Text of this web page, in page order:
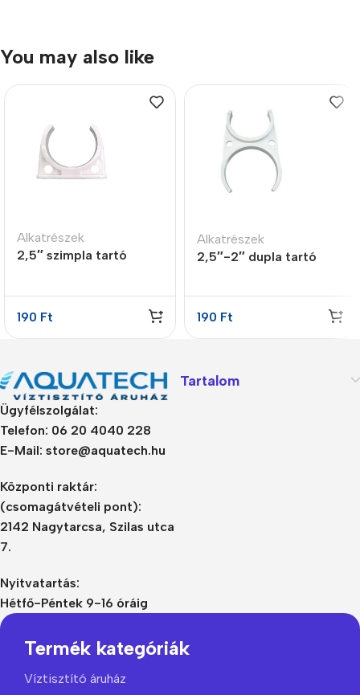
You may also like
Alkatrészek
2,5″ szimpla tartó
190 Ft
Alkatrészek
2,5″-2″ dupla tartó
190 Ft
Ügyfélszolgálat:
Telefon: 06 20 4040 228
E-Mail: store@aquatech.hu
Központi raktár:
(csomagátvételi pont):
2142 Nagytarcsa, Szilas utca
7.
Nyitvatartás:
Hétfő-Péntek 9-16 óráig
Tartalom
Termék kategóriák
Víztisztító áruház